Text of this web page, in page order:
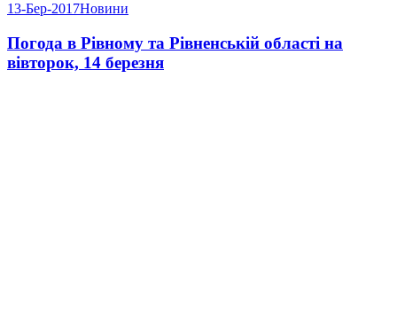
13-Бер-2017Новини
Погода в Рівному та Рівненській області на
вівторок, 14 березня